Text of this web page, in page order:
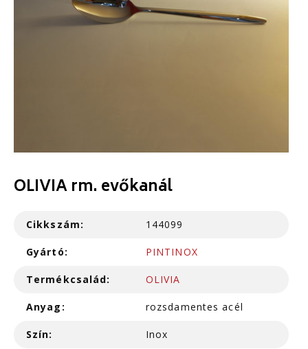
OLIVIA rm. evőkanál
Cikkszám: 144099
Gyártó: PINTINOX
Termékcsalád: OLIVIA
Anyag: rozsdamentes acél
Szín: Inox